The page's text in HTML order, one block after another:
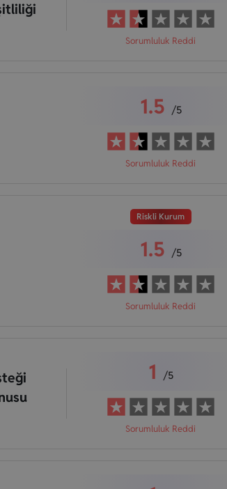
Sorumluluk Reddi
1.5 /5
Sorumluluk Reddi
Riskli Kurum
1.5 /5
Sorumluluk Reddi
1 /5
Sorumluluk Reddi